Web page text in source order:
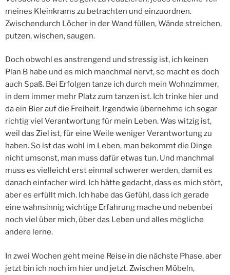
meines Kleinkrams zu betrachten und einzuordnen.
Zwischendurch Löcher in der Wand füllen, Wände streichen,
putzen, wischen, saugen.
Doch obwohl es anstrengend und stressig ist, ich keinen
Plan B habe und es mich manchmal nervt, so macht es doch
auch Spaß. Bei Erfolgen tanze ich durch mein Wohnzimmer,
in dem immer mehr Platz zum tanzen ist. Ich trinke hier und
da ein Bier auf die Freiheit. Irgendwie übernehme ich sogar
richtig viel Verantwortung für mein Leben. Was witzig ist,
weil das Ziel ist, für eine Weile weniger Verantwortung zu
haben. So ist das wohl im Leben, man bekommt die Dinge
nicht umsonst, man muss dafür etwas tun. Und manchmal
muss es vielleicht erst einmal schwerer werden, damit es
danach einfacher wird. Ich hätte gedacht, dass es mich stört,
aber es erfüllt mich. Ich habe das Gefühl, dass ich gerade
eine wahnsinnig wichtige Erfahrung mache und nebenbei
noch viel über mich, über das Leben und alles mögliche
andere lerne.
In zwei Wochen geht meine Reise in die nächste Phase, aber
jetzt bin ich noch im hier und jetzt. Zwischen Möbeln,